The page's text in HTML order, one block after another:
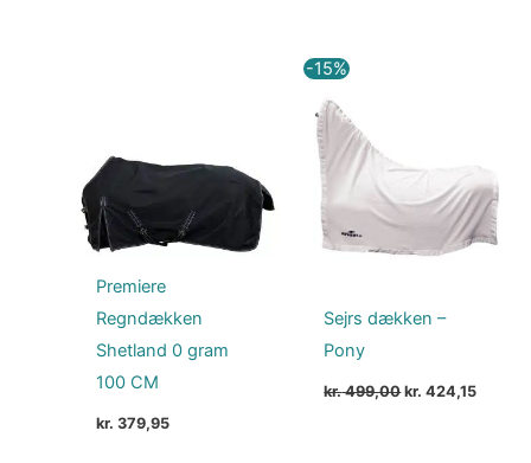
Premiere
Regndækken
Shetland 0 gram
100 CM
kr. 379,95
-15%
Sejrs dækken –
Pony
kr.499,00 kr. 424,15